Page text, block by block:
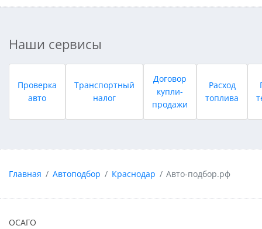
Наши сервисы
Проверка
авто
Транспортный
налог
Договор
купли-
продажи
Расход
топлива
Главная Автоподбор Краснодар Авто-подбор.рф
ОСАГО